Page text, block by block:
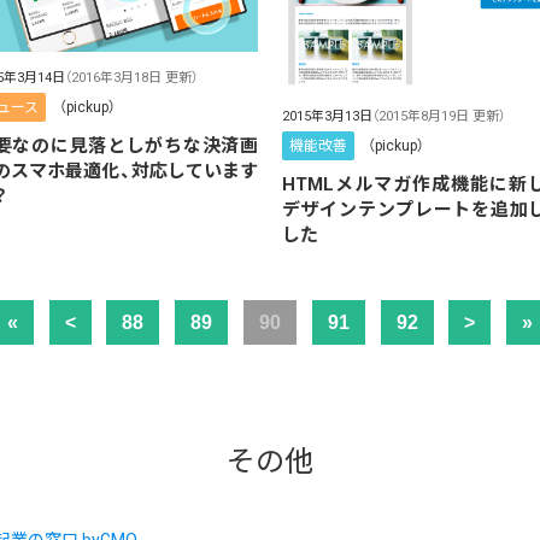
年3月14日 （2016年3月18日 更新）
ース （pickup）
なのに見落としがちな決済画
スマホ最適化、対応しています
2015年3月13日 （2015年8月19日 更新）
機能改善 （pickup）
HTMLメルマガ作成機能に新
デザインテンプレートを追加
した
« < 88 89 90 91 92 > »
その他